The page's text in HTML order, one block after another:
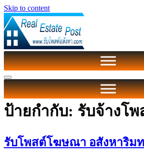
Skip to content
ป้ายกำกับ: รับจ้างโ
รับโพสต์โฆษณา อสังหาริม